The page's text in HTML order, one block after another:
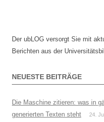
Der ubLOG versorgt Sie mit
Berichten aus der
NEUESTE BEITRÄGE
Die Maschine zitieren: was in
generierten Texten steht
24.